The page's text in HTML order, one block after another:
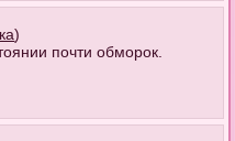
)
почти обморок.